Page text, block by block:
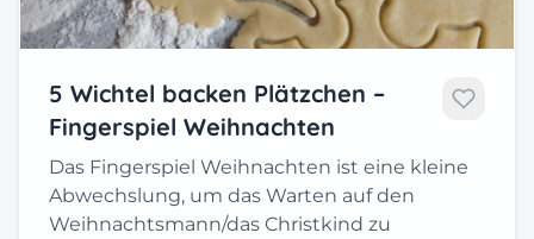
5 Wichtel backen Plätzchen –
Fingerspiel Weihnachten
Das Fingerspiel Weihnachten ist eine kleine
Abwechslung, um das Warten auf den
Weihnachtsmann/das Christkind zu